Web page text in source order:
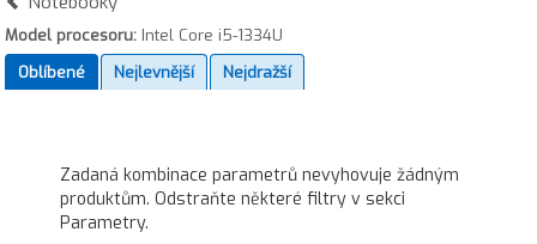
Model procesoru: Intel Core i5-1334U
Oblíbené
Nejlevnější Nejdražší
Zadaná kombinace parametrů nevyhovuje žádným
produktům. Odstraňte některé filtry v sekci
Parametry.